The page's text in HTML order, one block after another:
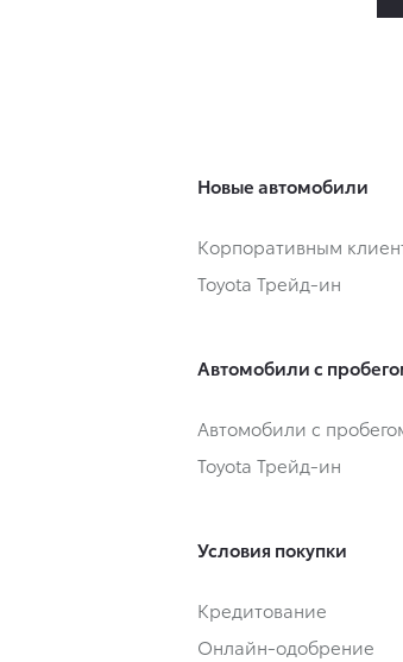
Новые автомобили
Корпоративным
Toyota Трейд-ин
Автомобили с
Автомобили с
Toyota Трейд-ин
Условия покупки
Кредитование
Онлайн-одобрение